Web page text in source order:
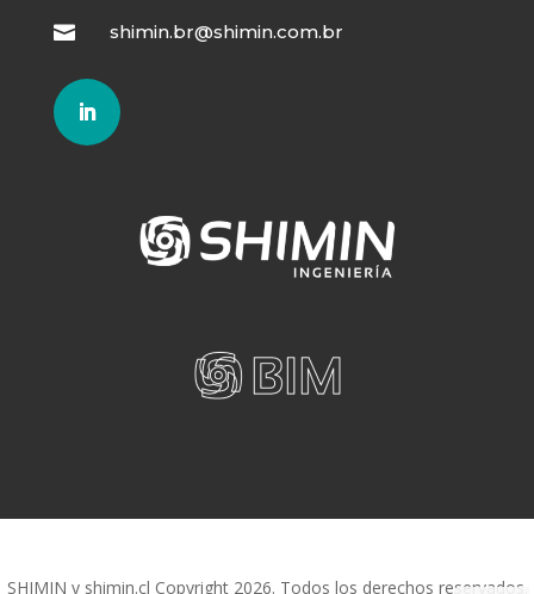
 shimin.br@shimin.com.br
SHIMIN y shimin.cl Copyright 2026. Todos los derechos reservados.